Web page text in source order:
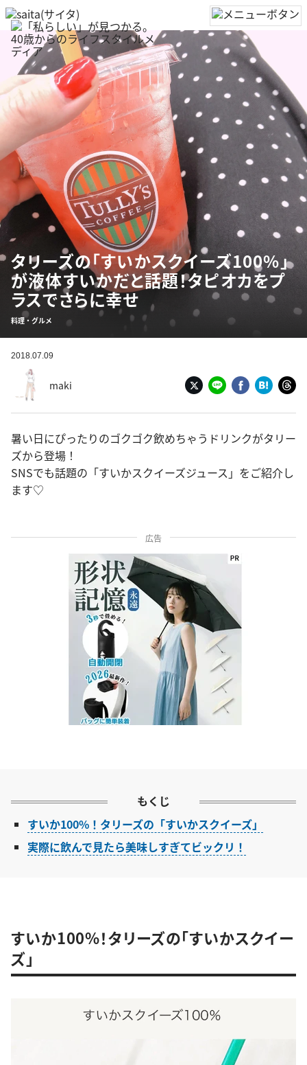
タリーズの「すいかスクイーズ100%」
が液体すいかだと話題！タピオカをプ
ラスでさらに幸せ
料理・グルメ
2018.07.09
maki
暑い日にぴったりのゴクゴク飲めちゃうドリンクがタリー
ズから登場！
SNSでも話題の「すいかスクイーズジュース」をご紹介し
ます♡
広告
もくじ
すいか100%！タリーズの「すいかスクイーズ」
実際に飲んで見たら美味しすぎてビックリ！
すいか100%！タリーズの「すいかスクイー
ズ」